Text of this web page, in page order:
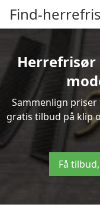
Find-
Herrefrisør
Sammenlign
gratis tilbud på klip
Få